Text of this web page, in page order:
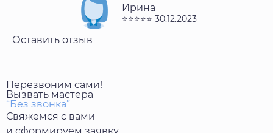
Ирина
⭐⭐⭐⭐⭐ 30.12.2023
Оставить отзыв
Перезвоним сами!
Вызвать мастера
“Без звонка”
Свяжемся с вами
и сформируем заявку